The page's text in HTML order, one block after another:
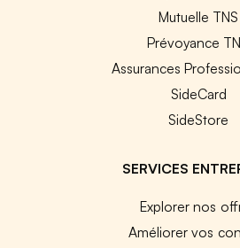
Mutuelle TNS
Prévoyance
Assurances
SideCard
SideStore
SERVICES
Explorer nos
Améliorer vos